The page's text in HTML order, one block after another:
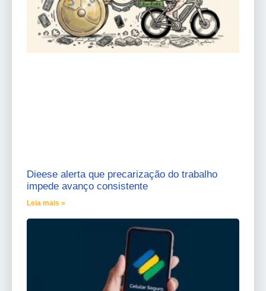
Dieese alerta que precarização do trabalho
impede avanço consistente
Leia mais »